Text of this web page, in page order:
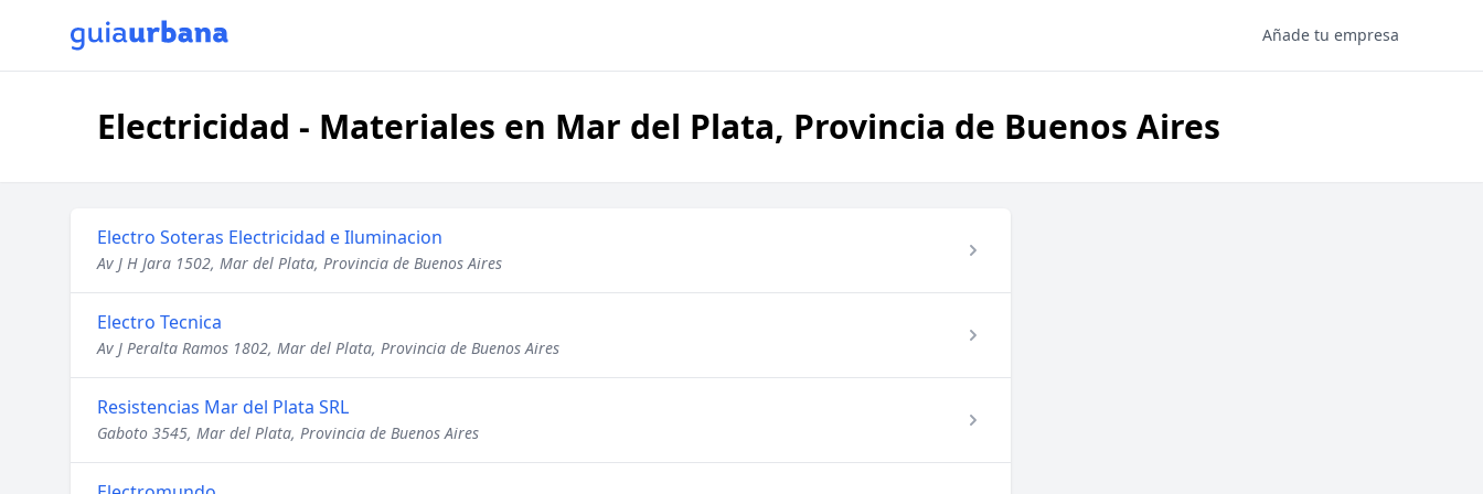
Añade tu empresa
Electricidad - Materiales en Mar del Plata, Provincia de Buenos Aires
Electro Soteras Electricidad e Iluminacion
Av J H Jara 1502, Mar del Plata, Provincia de Buenos Aires
Electro Tecnica
Av J Peralta Ramos 1802, Mar del Plata, Provincia de Buenos Aires
Resistencias Mar del Plata SRL
Gaboto 3545, Mar del Plata, Provincia de Buenos Aires